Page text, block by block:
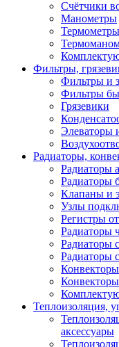
Счётчики
Манометры
Фильтры,
Фильтры и
Фильтры
Грязевики
Элеваторы
Радиаторы,
Радиаторы
Радиаторы
Клапаны и
Узлы
Регистры
Радиаторы
Радиаторы
Радиаторы
Конвекторы
Теплоизоляция,
аксессуары